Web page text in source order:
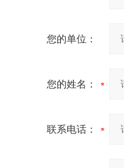
您的单位：
您的姓名：
联系电话：